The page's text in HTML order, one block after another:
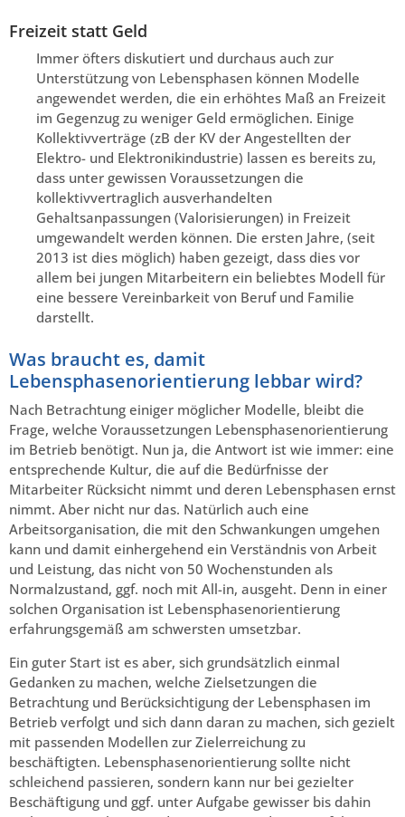
Freizeit statt Geld
Immer öfters diskutiert und durchaus auch zur
Unterstützung von Lebensphasen können Modelle
angewendet werden, die ein erhöhtes Maß an Freizeit
im Gegenzug zu weniger Geld ermöglichen. Einige
Kollektivverträge (zB der KV der Angestellten der
Elektro- und Elektronikindustrie) lassen es bereits zu,
dass unter gewissen Voraussetzungen die
kollektivvertraglich ausverhandelten
Gehaltsanpassungen (Valorisierungen) in Freizeit
umgewandelt werden können. Die ersten Jahre, (seit
2013 ist dies möglich) haben gezeigt, dass dies vor
allem bei jungen Mitarbeitern ein beliebtes Modell für
eine bessere Vereinbarkeit von Beruf und Familie
darstellt.
Was braucht es, damit
Lebensphasenorientierung lebbar wird?
Nach Betrachtung einiger möglicher Modelle, bleibt die
Frage, welche Voraussetzungen Lebensphasenorientierung
im Betrieb benötigt. Nun ja, die Antwort ist wie immer: eine
entsprechende Kultur, die auf die Bedürfnisse der
Mitarbeiter Rücksicht nimmt und deren Lebensphasen ernst
nimmt. Aber nicht nur das. Natürlich auch eine
Arbeitsorganisation, die mit den Schwankungen umgehen
kann und damit einhergehend ein Verständnis von Arbeit
und Leistung, das nicht von 50 Wochenstunden als
Normalzustand, ggf. noch mit All-in, ausgeht. Denn in einer
solchen Organisation ist Lebensphasenorientierung
erfahrungsgemäß am schwersten umsetzbar.
Ein guter Start ist es aber, sich grundsätzlich einmal
Gedanken zu machen, welche Zielsetzungen die
Betrachtung und Berücksichtigung der Lebensphasen im
Betrieb verfolgt und sich dann daran zu machen, sich gezielt
mit passenden Modellen zur Zielerreichung zu
beschäftigten. Lebensphasenorientierung sollte nicht
schleichend passieren, sondern kann nur bei gezielter
Beschäftigung und ggf. unter Aufgabe gewisser bis dahin